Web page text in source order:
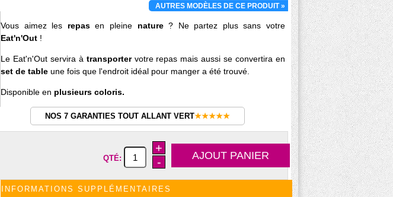
AUTRES MODÈLES DE CE PRODUIT »
Vous aimez les repasen pleine nature? Ne partez plus sans votre
Eat'n'Out !
Le Eat'n'Out servira à transportervotre repas mais aussi se convertira en
set de table une fois que l'endroit idéal pour manger a été trouvé.
Disponible en plusieurs coloris.
NOS 7 GARANTIES TOUT ALLANT VERT★★★★★
QTÉ:
+
-
INFORMATIONS SUPPLÉMENTAIRES